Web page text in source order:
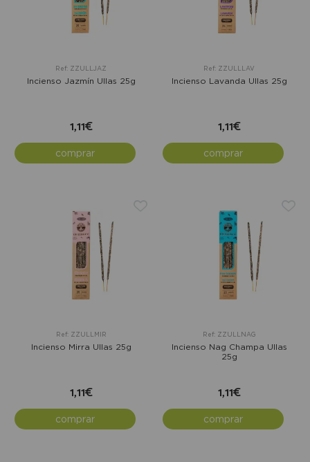
Ref: ZZULLJAZ
Incienso Jazmín Ullas 25g
1,11€
comprar
Ref: ZZULLLAV
Incienso Lavanda Ullas 25g
1,11€
comprar
Ref: ZZULLMIR
Incienso Mirra Ullas 25g
1,11€
comprar
Ref: ZZULLNAG
Incienso Nag Champa Ullas
25g
1,11€
comprar